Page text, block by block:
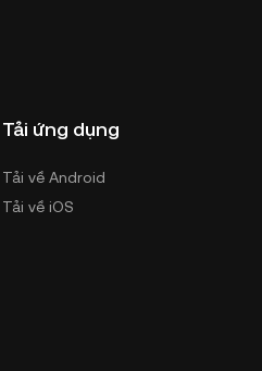
Tải ứng dụng
Tải về Android
Tải về iOS